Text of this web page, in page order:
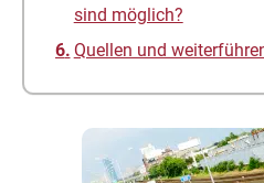
sind möglich?
Quellen und